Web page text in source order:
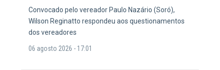
Convocado pelo vereador Paulo Nazário (Soró),
Wilson Reginatto respondeu aos questionamentos
dos vereadores
06 agosto 2026 - 17:01